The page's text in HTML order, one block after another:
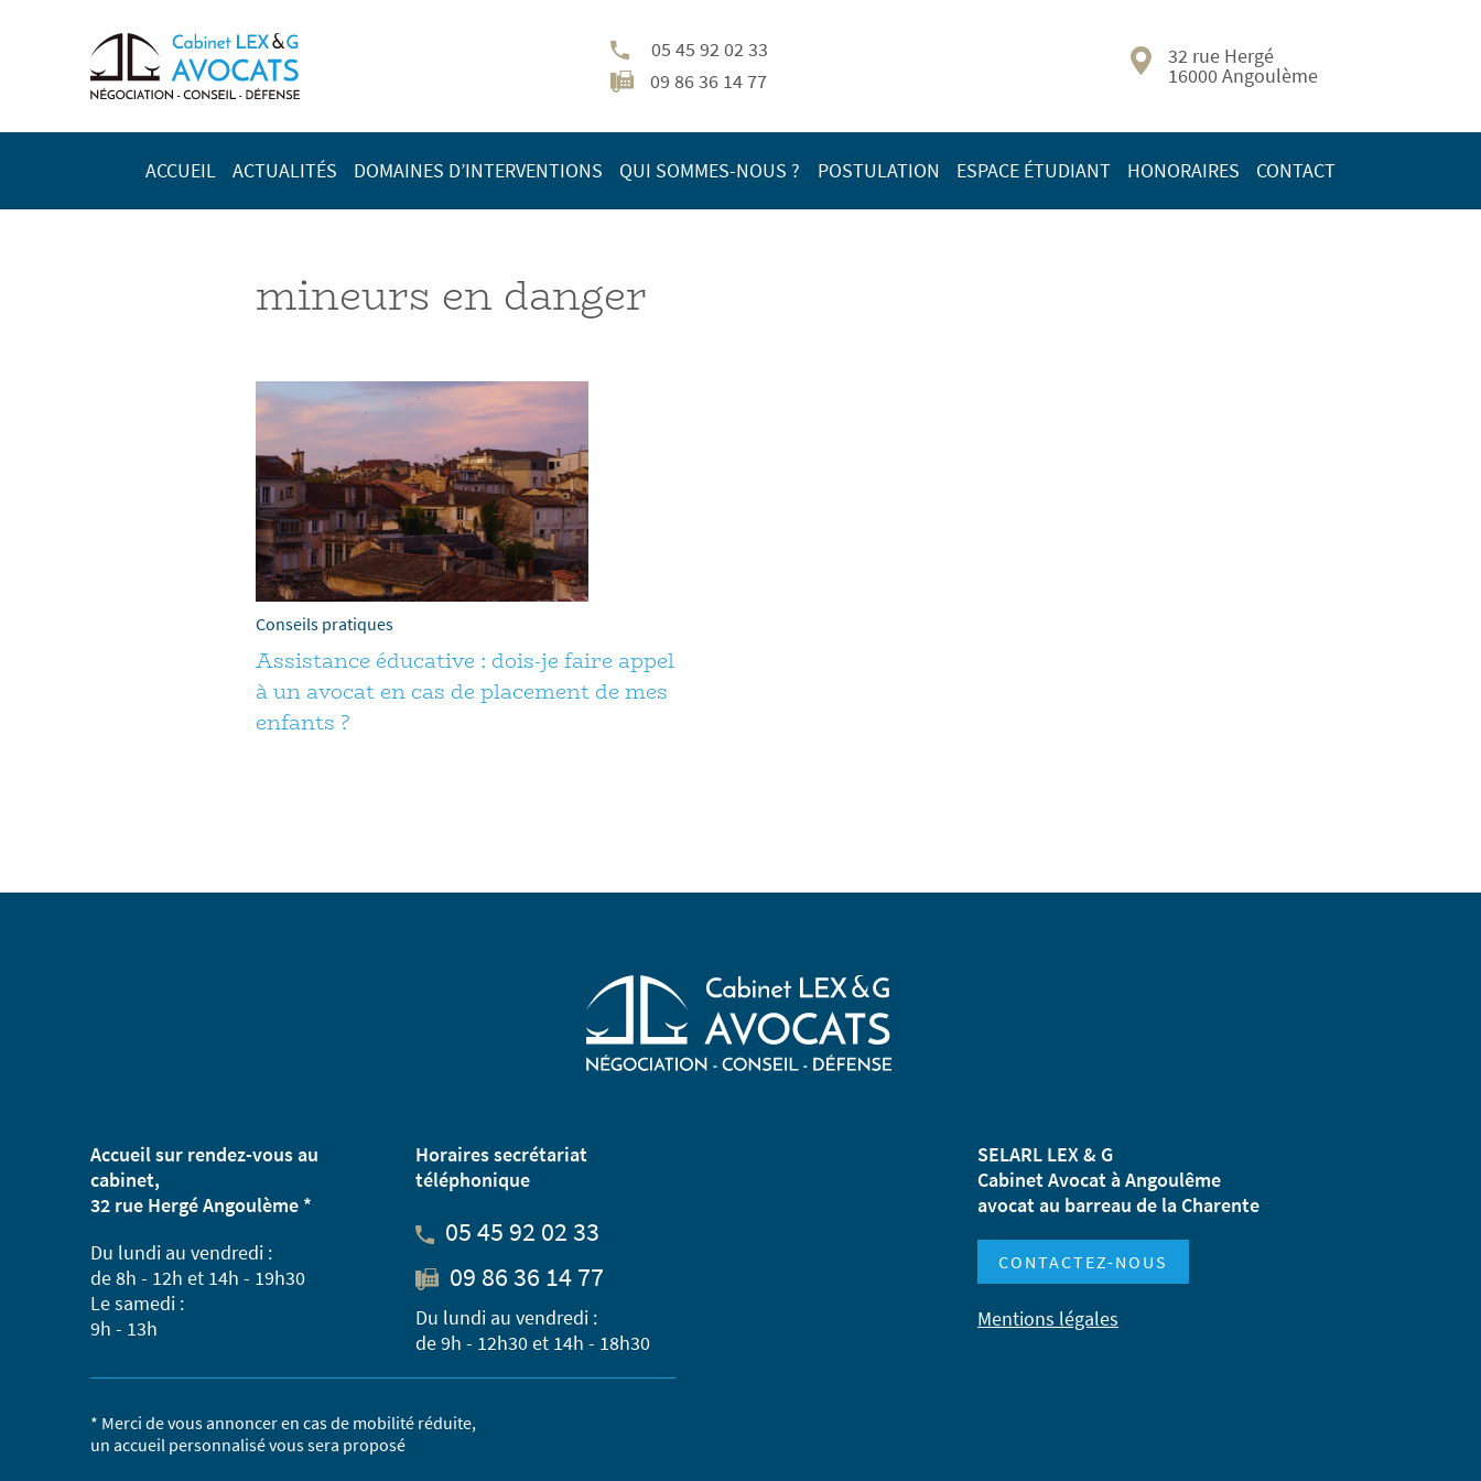
05 45 92 02 33
09 86 36 14 77
32 rue Hergé
16000 Angoulème
ACCUEIL ACTUALITÉS DOMAINES D’INTERVENTIONS QUI SOMMES-NOUS ? POSTULATION ESPACE ÉTUDIANT HONORAIRES CONTACT
mineurs en danger
Conseils pratiques
Assistance éducative : dois-je faire appel
à un avocat en cas de placement de mes
enfants ?
Accueil sur rendez-vous au
cabinet,
32 rue Hergé Angoulème *
Du lundi au vendredi :
de 8h - 12h et 14h - 19h30
Le samedi :
9h - 13h
Horaires secrétariat
téléphonique
05 45 92 02 33
09 86 36 14 77
Du lundi au vendredi :
de 9h - 12h30 et 14h - 18h30
SELARL LEX & G
Cabinet Avocat à Angoulême
avocat au barreau de la Charente
CONTACTEZ-NOUS
Mentions légales
* Merci de vous annoncer en cas de mobilité réduite,
un accueil personnalisé vous sera proposé